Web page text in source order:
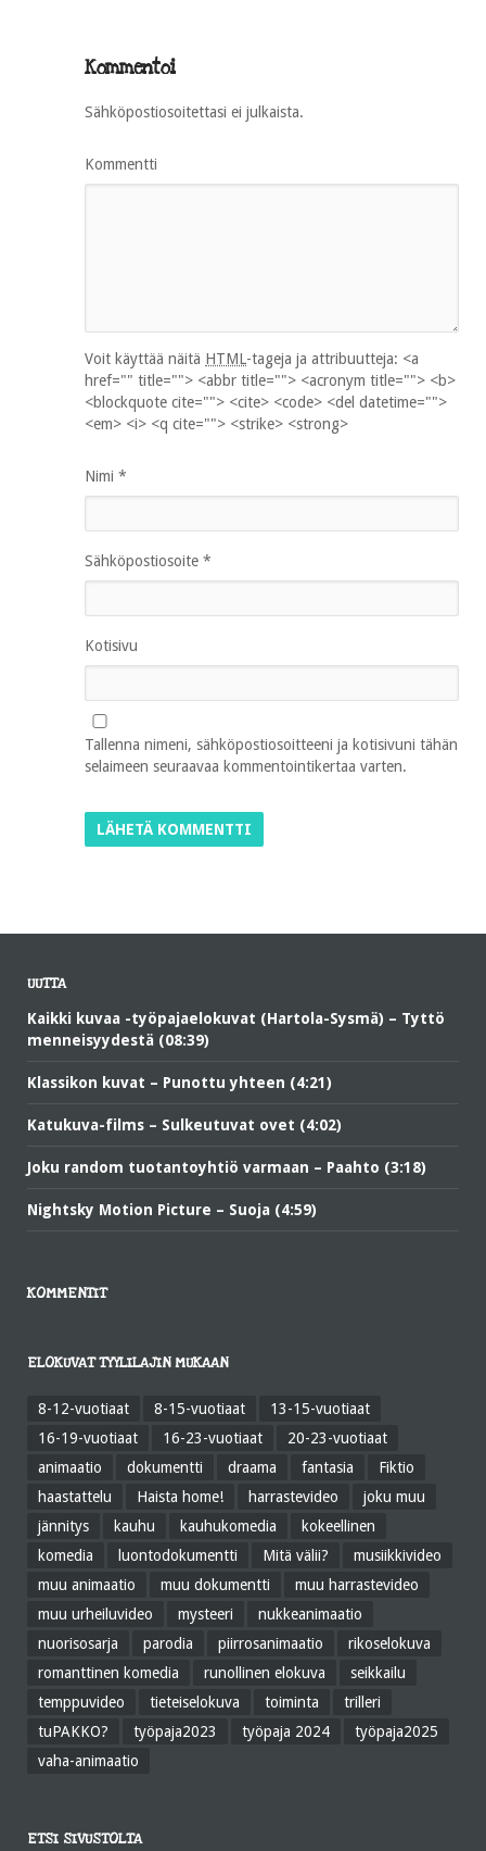
Kommentoi
Sähköpostiosoitettasi ei julkaista.
Kommentti
Voit käyttää näitä HTML-tageja ja attribuutteja: <a
href="" title=""> <abbr title=""> <acronym title=""> <b>
<blockquote cite=""> <cite> <code> <del datetime="">
<em> <i> <q cite=""> <strike> <strong>
Nimi *
Sähköpostiosoite *
Kotisivu
Tallenna nimeni, sähköpostiosoitteeni ja kotisivuni tähän
selaimeen seuraavaa kommentointikertaa varten.
UUTTA
Kaikki kuvaa -työpajaelokuvat (Hartola-Sysmä) – Tyttö
menneisyydestä (08:39)
Klassikon kuvat – Punottu yhteen (4:21)
Katukuva-films – Sulkeutuvat ovet (4:02)
Joku random tuotantoyhtiö varmaan – Paahto (3:18)
Nightsky Motion Picture – Suoja (4:59)
KOMMENTIT
ELOKUVAT TYYLILAJIN MUKAAN
8-12-vuotiaat 8-15-vuotiaat
13-15-vuotiaat
16-19-vuotiaat
16-23-vuotiaat
20-23-vuotiaat
animaatio
dokumentti draama fantasia
Fiktio
haastattelu
Haista home! harrastevideo
joku muu
jännitys
kauhu kauhukomedia
kokeellinen
komedia
luontodokumentti Mitä välii?
musiikkivideo
muu animaatio
muu dokumentti
muu harrastevideo
muu urheiluvideo
mysteeri
nukkeanimaatio
nuorisosarja
parodia piirrosanimaatio
rikoselokuva
romanttinen komedia
runollinen elokuva
seikkailu
temppuvideo
tieteiselokuva toiminta
trilleri
tuPAKKO?
työpaja2023 työpaja 2024
työpaja2025
vaha-animaatio
ETSI SIVUSTOLTA